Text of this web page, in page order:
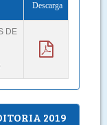
Descarga
DE
2019